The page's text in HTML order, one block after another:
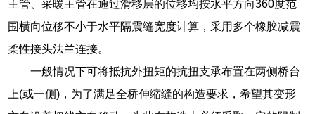
主管、采暖主管在通过滑移层的位移均按水平方向360度范
围横向位移不小于水平隔震缝宽度计算，采用多个橡胶减震
柔性接头法兰连接。
一般情况下可将抵抗外扭矩的抗扭支承布置在两侧桥台
上(或一侧)，为了满足全桥伸缩缝的构造要求，希望其变形